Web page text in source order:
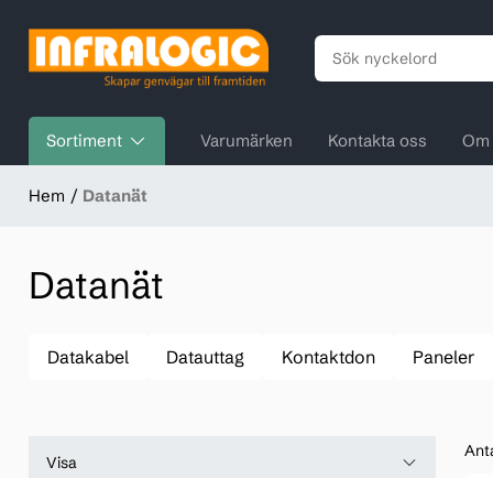
Sortiment Varumärken Kontakta oss
Hem Datanät
Datanät
Datakabel Datauttag Kontaktdon Paneler
Visa